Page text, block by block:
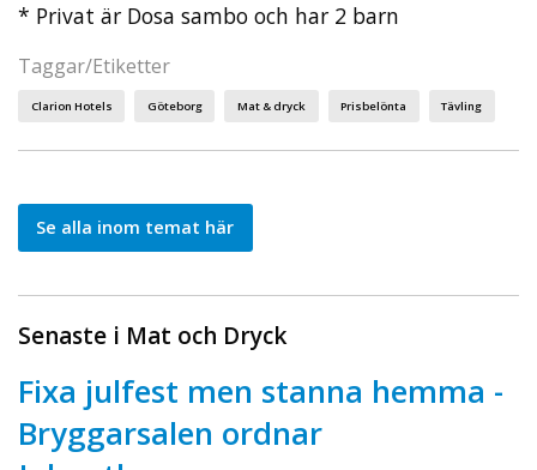
* Privat är Dosa sambo och har 2 barn
Taggar/Etiketter
Clarion Hotels Göteborg Mat & dryck Prisbelönta Tävling
Se alla inom temat här
Senaste i Mat och Dryck
Fixa julfest men stanna hemma -
Bryggarsalen ordnar